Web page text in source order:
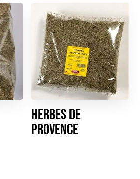
Herbes de
Provence